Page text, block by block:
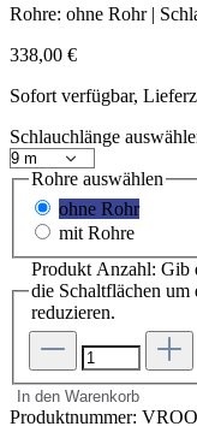
Rohre: ohne Rohr |
338,00 €
Sofort verfügbar,
Schlauchlänge
Rohre auswählen
ohne Rohr
mit Rohre
Produkt Anzahl: Gib
die Schaltflächen
reduzieren.
In den Warenkorb
Produktnummer: